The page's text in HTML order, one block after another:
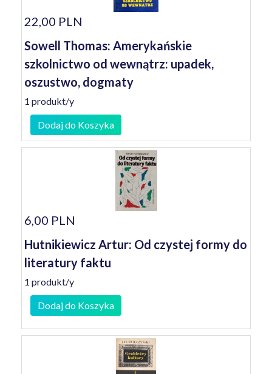
22,00 PLN
Sowell Thomas: Amerykańskie
szkolnictwo od wewnątrz: upadek,
oszustwo, dogmaty
1 produkt/y
Dodaj do Koszyka
6,00 PLN
Hutnikiewicz Artur: Od czystej formy do
literatury faktu
1 produkt/y
Dodaj do Koszyka